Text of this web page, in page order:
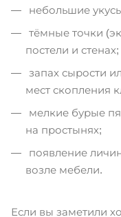
небольшие
тёмные точки
постели и стенах;
запах сырости
мест скопления
мелкие бурые
на простынях;
появление
возле мебели.
Если вы заметили